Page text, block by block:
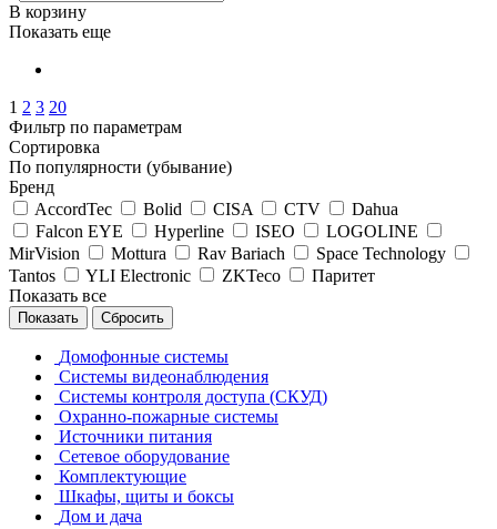
В корзину
Показать еще
1 2 3 20
Фильтр по параметрам
Сортировка
По популярности (убывание)
Бренд
AccordTec
Bolid CISA CTV
Dahua
Falcon EYE
Hyperline ISEO
LOGOLINE
MirVision
Mottura Rav Bariach
Space Technology
Tantos
YLI Electronic ZKTeco
Паритет
Показать все
Сбросить
Домофонные системы
Системы видеонаблюдения
Системы контроля доступа (СКУД)
Охранно-пожарные системы
Источники питания
Сетевое оборудование
Комплектующие
Шкафы, щиты и боксы
Дом и дача